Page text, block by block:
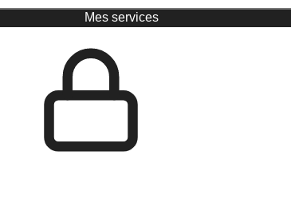
Mes services